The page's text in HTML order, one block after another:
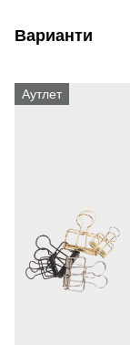
Варианти
Аутлет